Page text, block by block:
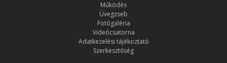
Működés
Üvegzseb
Fotógaléria
Videócsatorna
Adatkezelési tájékoztató
Szerkesztőség